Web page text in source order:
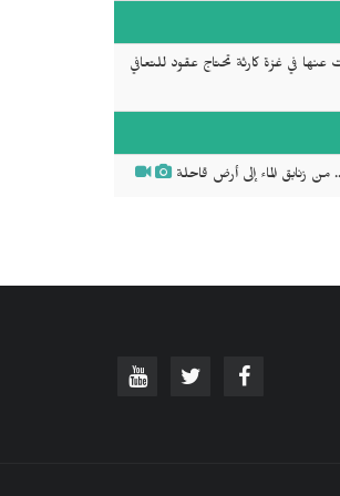
عنها في غزة كارثة تحتاج عقود للتعافي
زنابق الماء إلى أرض قاحلة